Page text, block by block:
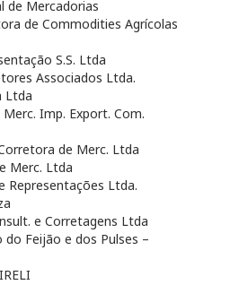
de Mercadorias
de Commodities Agrícolas
S.S. Ltda
Associados Ltda.
Ltda
Imp. Export. Com.
de Merc. Ltda
Merc. Ltda
Representações Ltda.
e Corretagens Ltda
Feijão e dos Pulses –